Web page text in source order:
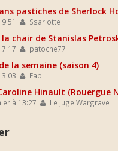
pastiches de Sherlock
Ssarlotte
la chair de Stanislas
patoche77
la semaine (saison 4)
Fab
Hinault (Rouergue
à 13:27 Le Juge Wargrave